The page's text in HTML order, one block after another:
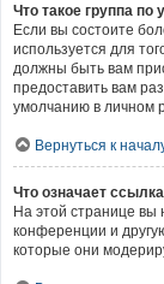
Что такое группа по
Если вы состоите
используется для
должны быть вам
предоставить вам
умолчанию в личном
Вернуться к
Что означает
На этой странице вы
конференции и
которые они